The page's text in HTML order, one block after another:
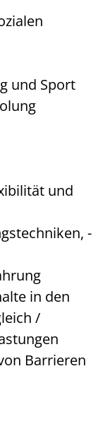
und Sport
und
-
in den
/
Barrieren